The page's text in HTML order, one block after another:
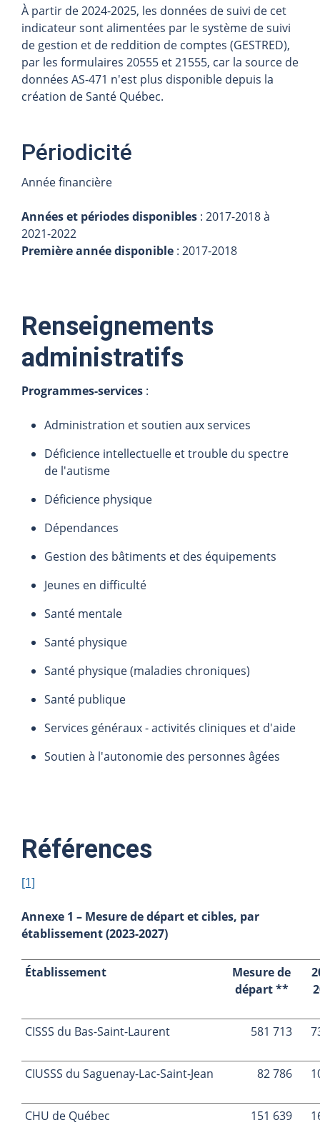
À partir de 2024-2025, les données de suivi de cet
indicateur sont alimentées par le système de suivi
de gestion et de reddition de comptes (GESTRED),
par les formulaires 20555 et 21555, car la source de
données AS-471 n'est plus disponible depuis la
création de Santé Québec.
Périodicité
Année financière
Années et périodes disponibles : 2017-2018 à
2021-2022
Première année disponible : 2017-2018
Renseignements
administratifs
Programmes-services :
Administration et soutien aux services
Déficience intellectuelle et trouble du spectre
de l'autisme
Déficience physique
Dépendances
Gestion des bâtiments et des équipements
Jeunes en difficulté
Santé mentale
Santé physique
Santé physique (maladies chroniques)
Santé publique
Services généraux - activités cliniques et d'aide
Soutien à l'autonomie des personnes âgées
Références
[1]
Annexe 1 – Mesure de départ et cibles, par
établissement (2023-2027)
Établissement
Mesure de
départ **
CISSS du Bas-Saint-Laurent 581 713
CIUSSS du Saguenay-Lac-Saint-Jean 82 786
CHU de Québec 151 639